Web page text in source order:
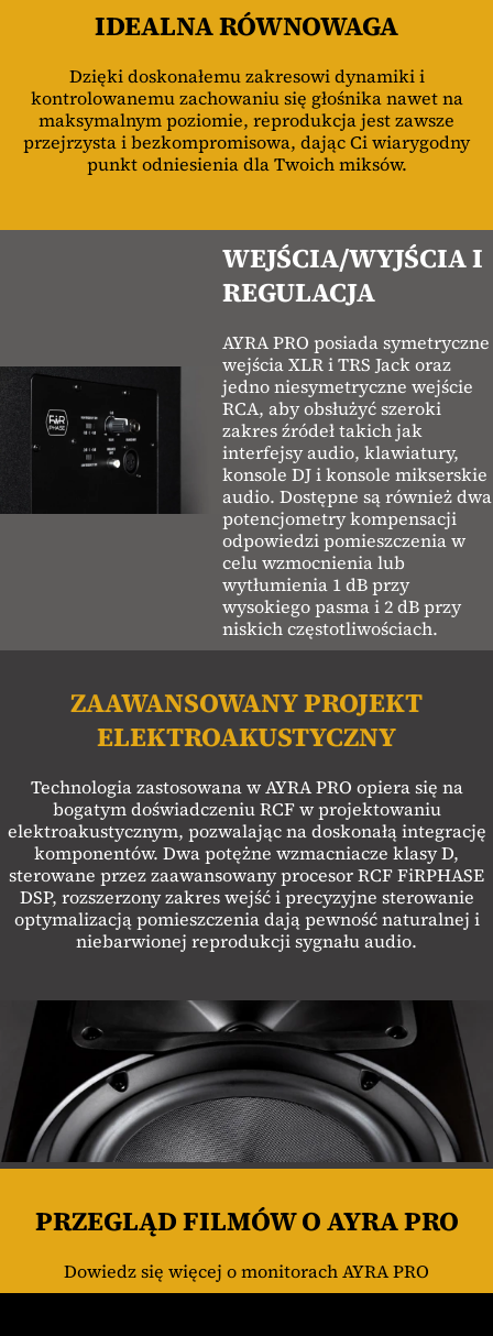
IDEALNA RÓWNOWAGA
Dzięki doskonałemu zakresowi dynamiki i
kontrolowanemu zachowaniu się głośnika nawet na
maksymalnym poziomie, reprodukcja jest zawsze
przejrzysta i bezkompromisowa, dając Ci wiarygodny
punkt odniesienia dla Twoich miksów.
WEJŚCIA/WYJŚCIA I
REGULACJA
AYRA PRO posiada symetryczne
wejścia XLR i TRS Jack oraz
jedno niesymetryczne wejście
RCA, aby obsłużyć szeroki
zakres źródeł takich jak
interfejsy audio, klawiatury,
konsole DJ i konsole mikserskie
audio. Dostępne są również dwa
potencjometry kompensacji
odpowiedzi pomieszczenia w
celu wzmocnienia lub
wytłumienia 1 dB przy
wysokiego pasma i 2 dB przy
niskich częstotliwościach.
ZAAWANSOWANY PROJEKT
ELEKTROAKUSTYCZNY
Technologia zastosowana w AYRA PRO opiera się na
bogatym doświadczeniu RCF w projektowaniu
elektroakustycznym, pozwalając na doskonałą integrację
komponentów. Dwa potężne wzmacniacze klasy D,
sterowane przez zaawansowany procesor RCF FiRPHASE
DSP, rozszerzony zakres wejść i precyzyjne sterowanie
optymalizacją pomieszczenia dają pewność naturalnej i
niebarwionej reprodukcji sygnału audio.
PRZEGLĄD FILMÓW O AYRA PRO
Dowiedz się więcej o monitorach AYRA PRO